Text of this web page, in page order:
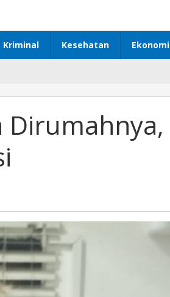
Kriminal Kesehatan Ekonomi
Dirumahnya,